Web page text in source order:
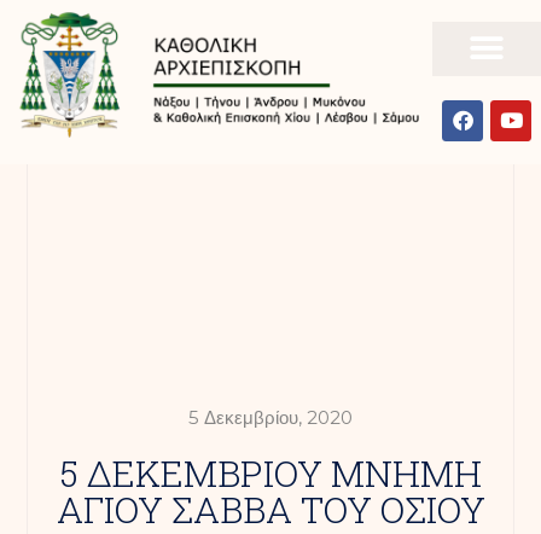
5 Δεκεμβρίου, 2020
5 ΔΕΚΕΜΒΡΙΟΥ ΜΝΗΜΗ
ΑΓΙΟΥ ΣΑΒΒΑ ΤΟΥ ΟΣΙΟΥ